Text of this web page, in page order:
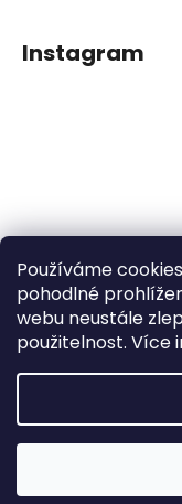
Používáme
pohodlné
webu neustále
použitelnost. Více
Instagram
Facebook